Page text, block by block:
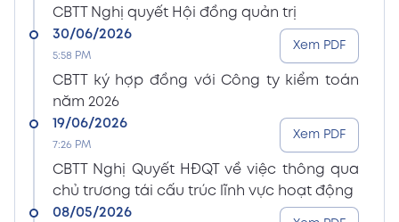
CBTT Nghị quyết Hội đồng quản trị
30/06/2026
5:58 PM
CBTT ký hợp đồng với Công ty kiểm toán
năm 2026
Xem PDF
19/06/2026
7:26 PM
CBTT Nghị Quyết HĐQT về việc thông qua
chủ trương tái cấu trúc lĩnh vực hoạt động
Xem PDF
08/05/2026